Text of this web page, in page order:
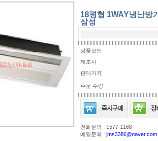
18평형 1WAY냉난방기
삼성
상품코드
제조사
판매가격
주문 수량
전화문의 : 1577-1168
메일문의 : jms3386@naver.com